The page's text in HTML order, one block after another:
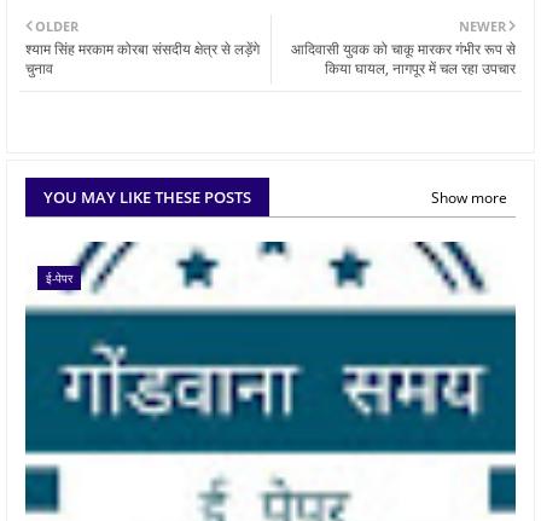
NEWER
आदिवासी युवक को चाकू मारकर गंभीर रूप से
किया घायल, नागपूर में चल रहा उपचार
OLDER
श्याम सिंह मरकाम कोरबा संसदीय क्षेत्र से लड़ेंगे
चुनाव
YOU MAY LIKE THESE POSTS Show more
ई-पेपर